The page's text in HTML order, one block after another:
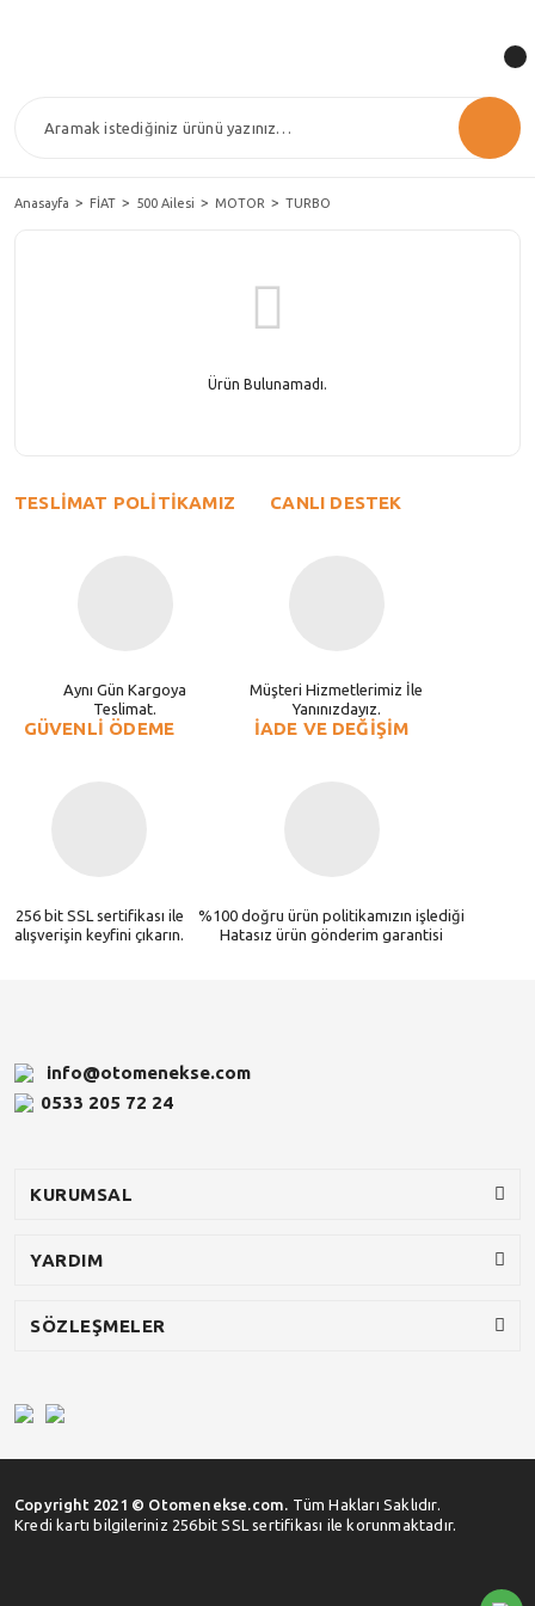
Anasayfa FİAT 500 Ailesi MOTOR TURBO
Ürün Bulunamadı.
TESLİMAT POLİTİKAMIZ
Aynı Gün Kargoya
Teslimat.
CANLI DESTEK
Müşteri Hizmetlerimiz İle
Yanınızdayız.
GÜVENLİ ÖDEME
256 bit SSL sertifikası ile
alışverişin keyfini çıkarın.
İADE VE DEĞİŞİM
%100 doğru ürün politikamızın işlediği
Hatasız ürün gönderim garantisi
info@otomenekse.com
0533 205 72 24
KURUMSAL
YARDIM
SÖZLEŞMELER
Copyright 2021 © Otomenekse.com. Tüm Hakları Saklıdır.
Kredi kartı bilgileriniz 256bit SSL sertifikası ile korunmaktadır.